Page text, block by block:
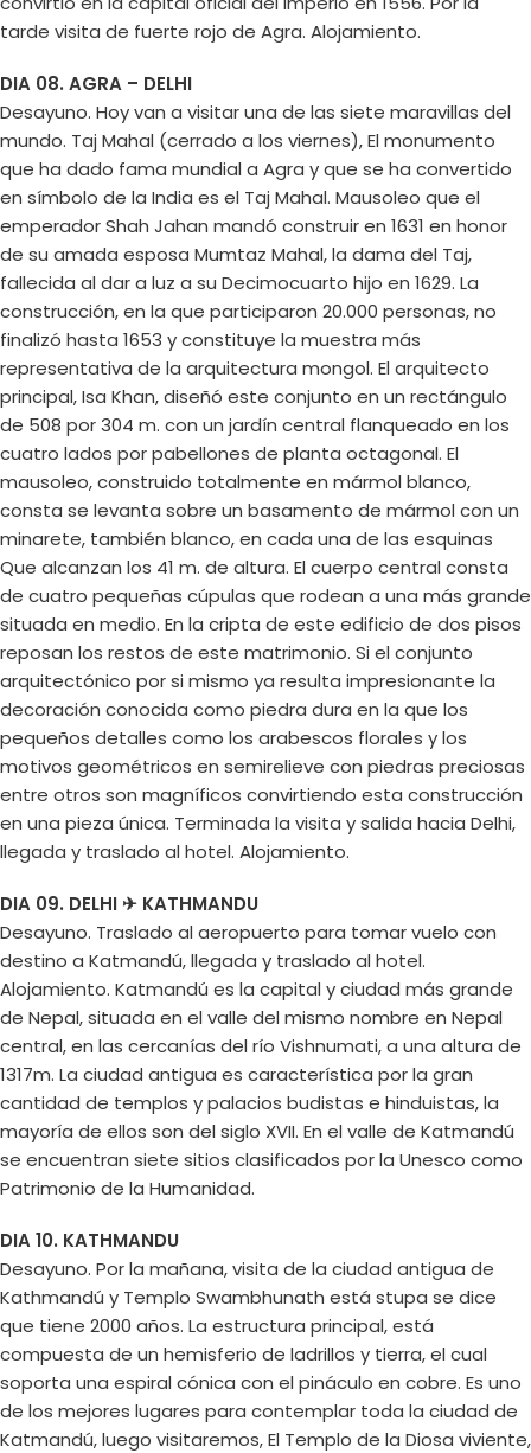
tarde visita de fuerte rojo de Agra. Alojamiento.
DIA 08. AGRA – DELHI
Desayuno. Hoy van a visitar una de las siete maravillas del
mundo. Taj Mahal (cerrado a los viernes), El monumento
que ha dado fama mundial a Agra y que se ha convertido
en símbolo de la India es el Taj Mahal. Mausoleo que el
emperador Shah Jahan mandó construir en 1631 en honor
de su amada esposa Mumtaz Mahal, la dama del Taj,
fallecida al dar a luz a su Decimocuarto hijo en 1629. La
construcción, en la que participaron 20.000 personas, no
finalizó hasta 1653 y constituye la muestra más
representativa de la arquitectura mongol. El arquitecto
principal, Isa Khan, diseñó este conjunto en un rectángulo
de 508 por 304 m. con un jardín central flanqueado en los
cuatro lados por pabellones de planta octagonal. El
mausoleo, construido totalmente en mármol blanco,
consta se levanta sobre un basamento de mármol con un
minarete, también blanco, en cada una de las esquinas
Que alcanzan los 41 m. de altura. El cuerpo central consta
de cuatro pequeñas cúpulas que rodean a una más grande
situada en medio. En la cripta de este edificio de dos pisos
reposan los restos de este matrimonio. Si el conjunto
arquitectónico por si mismo ya resulta impresionante la
decoración conocida como piedra dura en la que los
pequeños detalles como los arabescos florales y los
motivos geométricos en semirelieve con piedras preciosas
entre otros son magníficos convirtiendo esta construcción
en una pieza única. Terminada la visita y salida hacia Delhi,
llegada y traslado al hotel. Alojamiento.
DIA 09. DELHI ✈ KATHMANDU
Desayuno. Traslado al aeropuerto para tomar vuelo con
destino a Katmandú, llegada y traslado al hotel.
Alojamiento. Katmandú es la capital y ciudad más grande
de Nepal, situada en el valle del mismo nombre en Nepal
central, en las cercanías del río Vishnumati, a una altura de
1317m. La ciudad antigua es característica por la gran
cantidad de templos y palacios budistas e hinduistas, la
mayoría de ellos son del siglo XVII. En el valle de Katmandú
se encuentran siete sitios clasificados por la Unesco como
Patrimonio de la Humanidad.
DIA 10. KATHMANDU
Desayuno. Por la mañana, visita de la ciudad antigua de
Kathmandú y Templo Swambhunath está stupa se dice
que tiene 2000 años. La estructura principal, está
compuesta de un hemisferio de ladrillos y tierra, el cual
soporta una espiral cónica con el pináculo en cobre. Es uno
de los mejores lugares para contemplar toda la ciudad de
Katmandú, luego visitaremos, El Templo de la Diosa viviente,